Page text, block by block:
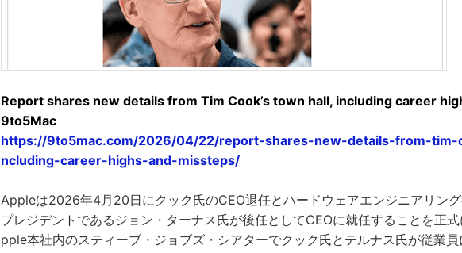
Report shares new details from Tim Cook’s town hall, including career
9to5Mac
https://9to5mac.com/2026/04/22/report-shares-new-details-from-
ncluding-career-highs-and-missteps/
Appleは2026年4月20日にクック氏のCEO退任とハードウェアエンジニアリン
プレジデントであるジョン・ターナス氏が後任としてCEOに就任することを正
pple本社内のスティーブ・ジョブズ・シアターでクック氏とテルナス氏が従業